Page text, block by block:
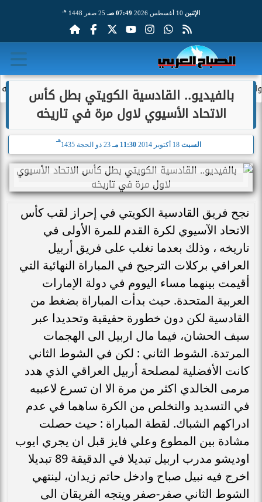
الإثنين 07:49 صـ 25 صفر 1448 هـ
دي باول يوجه هل يدخل المصريون تركيا بدون فيزا؟
بالفيديو.. القادسية الكويتي بطل كأس
الاتحاد الأسيوي لاول مرة في تاريخه
السبت 11:30 مـ 23 ذو الحجة 1435
هـ
نجح فريق القادسية الكويتي في إحراز لقب كأس
الاتحاد الآسيوي لكرة القدم للمرة الأولى في
تاريخه ، وذلك بعدما تغلب على فريق أربيل
العراقي بركلات الترجيح في المباراة النهائية التي
أقيمت بينهما مساء اليووم في دولة الإمارات
العربية المتحدة. حيث بدأت المباراة بضغط من
القادسية لكن دون خطورة حقيقية وتحديدا عبر
سيف الحشان، فيما مال اربيل الى الهجمات
المرتدة. الشوط الثاني : لكن في الشوط الثاني
كانت الأفضلية لمصلحة أربيل العراقي الذي هدد
مرمى الخالدي اكثر من مرة الا ان تسرع لاعبيه
في التسديد والتخلص من الكرة ساهما في عدم
ادراكهم الشباك. لقطة المباراة : حيث حصلت
مشادة بين المطوع وعلي فايز قبل ان يجري ايوب
اوديشو مدرب اربيل تبديلا في الدقيقة 89 تبديلا
اخرج فيه نبيل صباح وادخل حاتم زيدان، لينتهي
الشوط الثاني صفر-صفر ويتجه الفريقان الى